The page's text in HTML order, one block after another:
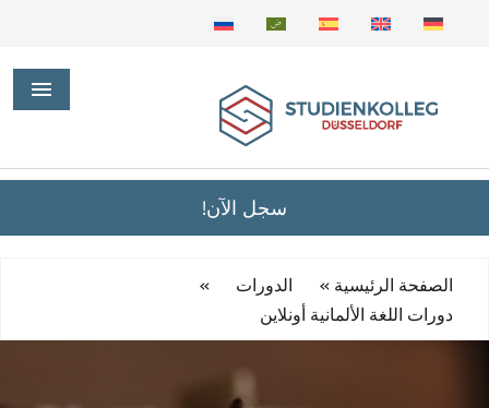
سجل الآن!
الصفحة الرئيسية » الدورات »
دورات اللغة الألمانية أونلاين